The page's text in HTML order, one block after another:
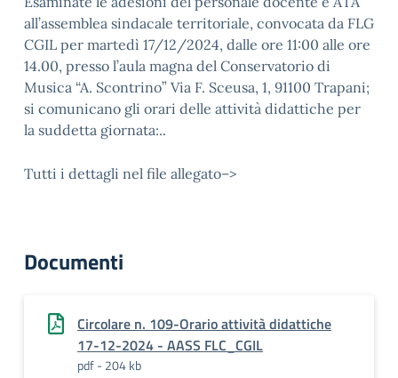
all’assemblea sindacale territoriale, convocata da FLG
CGIL per martedì 17/12/2024, dalle ore 11:00 alle ore
14.00, presso l’aula magna del Conservatorio di
Musica “A. Scontrino” Via F. Sceusa, 1, 91100 Trapani;
si comunicano gli orari delle attività didattiche per
la suddetta giornata:..
Tutti i dettagli nel file allegato–>
Documenti
Circolare n. 109-Orario attività didattiche
17-12-2024 - AASS FLC_CGIL
pdf - 204 kb